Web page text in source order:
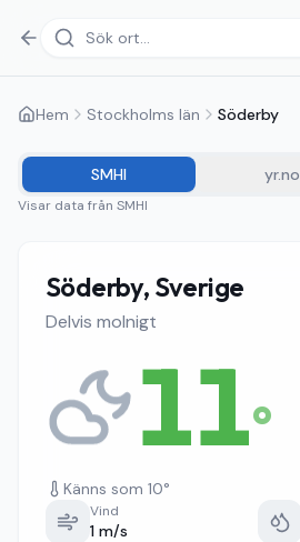
Hem Stockholms län Söderby
SMHI yr.no
Visar data från SMHI
Söderby, Sverige
Delvis molnigt
11°
Känns som 10°
Vind
1 m/s